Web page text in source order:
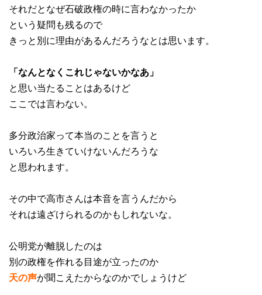
それだとなぜ石破政権の時に言わなかったか
という疑問も残るので
きっと別に理由があるんだろうなとは思います。
「なんとなくこれじゃないかなあ」
と思い当たることはあるけど
ここでは言わない。
多分政治家って本当のことを言うと
いろいろ生きていけないんだろうな
と思われます。
その中で高市さんは本音を言うんだから
それは遠ざけられるのかもしれないな。
公明党が離脱したのは
別の政権を作れる目途が立ったのか
天の声が聞こえたからなのかでしょうけど